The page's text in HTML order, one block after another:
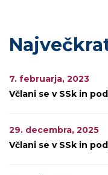
7. februarja, 2023
Včlani se v SSk in
29. decembra, 2025
Včlani se v SSk in